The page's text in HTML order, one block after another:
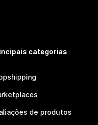
categorias
de produtos